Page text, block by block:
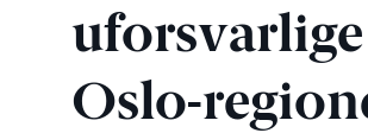
Oslo-